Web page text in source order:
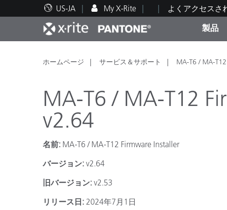
US-JA My X-Rite よくアクセスさ
製品
人気製品ランキング カテ
印刷＆パッケージ印刷
自動車
塗料
テクニカルサポート 修理の
教育関連資料 トレ
ホームページ サービス＆サポート MA-T6 / MA-
MA-T6 / MA-T12
v2.64
名前: MA-T6 / MA-T12 Firmware Installer
バージョン: v2.64
旧バージョン: v2.53
リリース日: 2024年7月1日